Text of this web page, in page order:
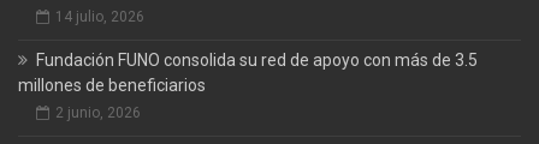
14 julio, 2026
Fundación FUNO consolida su red de apoyo con más de 3.5
millones de beneficiarios
2 junio, 2026